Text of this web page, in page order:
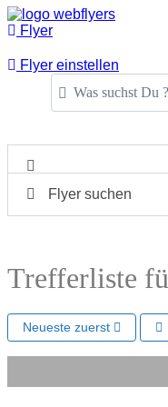
Flyer
Flyer einstellen
Was suchst Du ?
Flyer suchen
Trefferliste
Neueste zuerst